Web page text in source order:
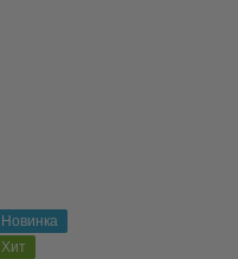
Новинка
Хит